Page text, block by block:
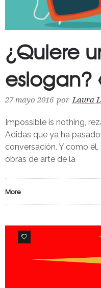
¿Quiere
eslogan?
27 mayo 2016 por Laura
Impossible is nothing,
Adidas que ya ha
conversación. Y como
obras de arte de la
More
0